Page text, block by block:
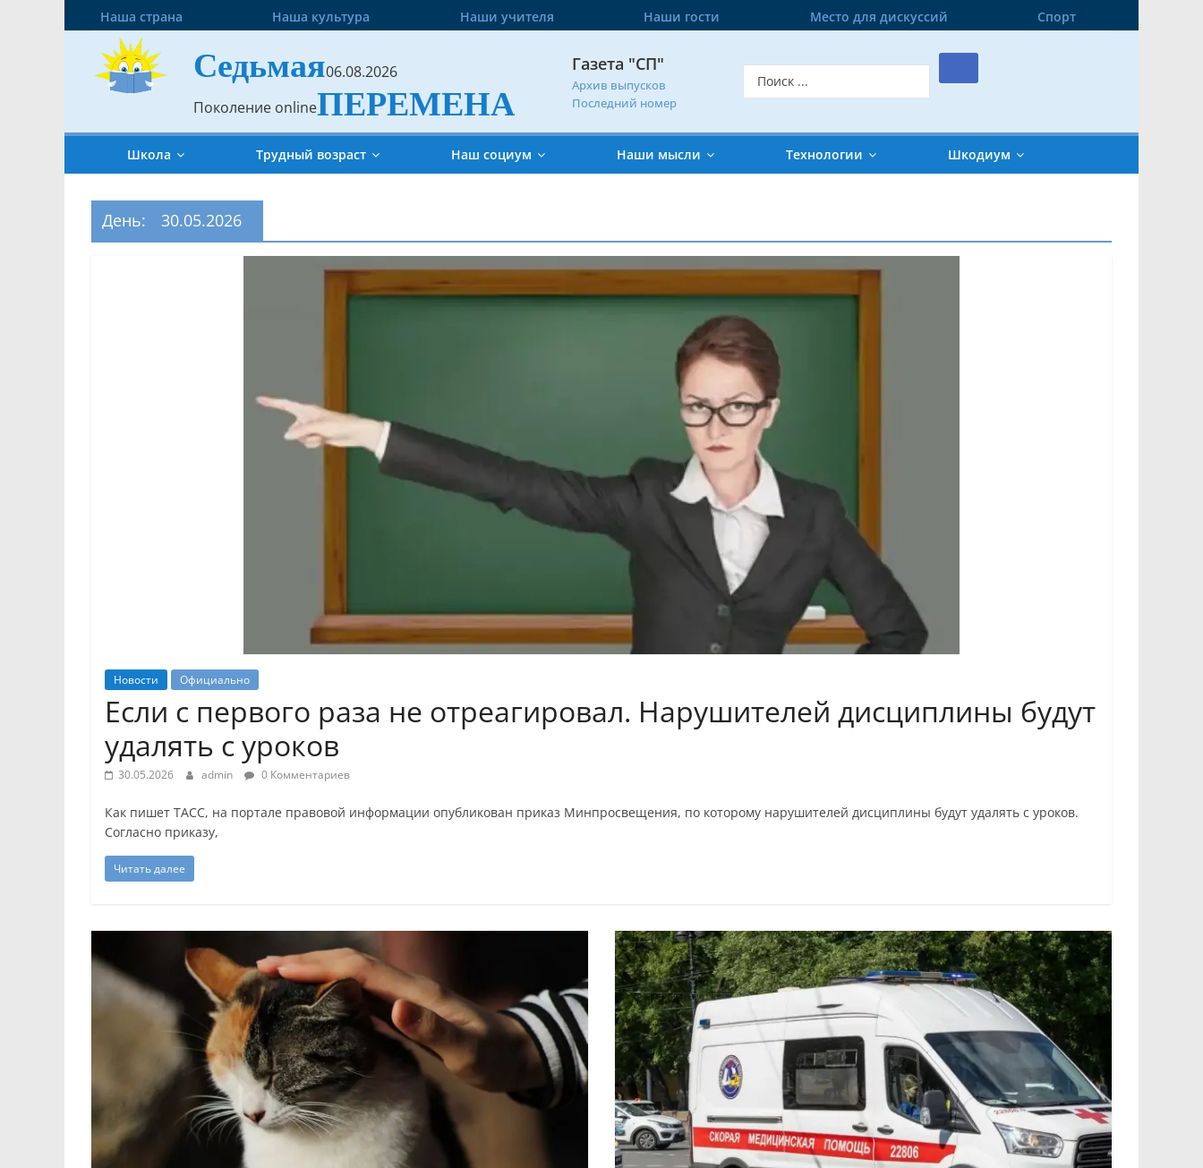
Наша страна Наша культура Наши учителя Наши гости Место для дискуссий Спорт
Седьмая06.08.2026
Поколение onlineПЕРЕМЕНА
Газета "СП"
Архив выпусков
Последний номер
Школа Трудный возраст Наш социум Наши мысли Технологии Шкодиум
День: 30.05.2026
Новости Официально
Если с первого раза не отреагировал. Нарушителей дисциплины будут
удалять с уроков
30.05.2026 admin 0 Комментариев
Как пишет ТАСС, на портале правовой информации опубликован приказ Минпросвещения, по которому нарушителей дисциплины будут удалять с уроков.
Согласно приказу,
Читать далее